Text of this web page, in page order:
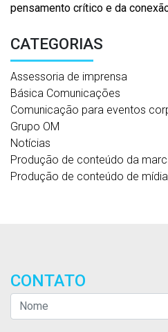
pensamento crítico e da
CATEGORIAS
Assessoria de imprensa
Básica Comunicações
Comunicação para eventos
Grupo OM
Notícias
Produção de conteúdo da
Produção de conteúdo de mídia
CONTATO